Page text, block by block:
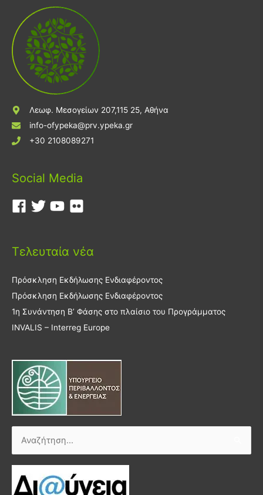
Λεωφ. Μεσογείων 207,115 25, Αθήνα
info-ofypeka@prv.ypeka.gr
+30 2108089271
Social Media
Τελευταία νέα
Πρόσκληση Εκδήλωσης Ενδιαφέροντος
Πρόσκληση Εκδήλωσης Ενδιαφέροντος
1η Συνάντηση Β’ Φάσης στο πλαίσιο του Προγράμματος
INVALIS – Interreg Europe
Αναζήτηση